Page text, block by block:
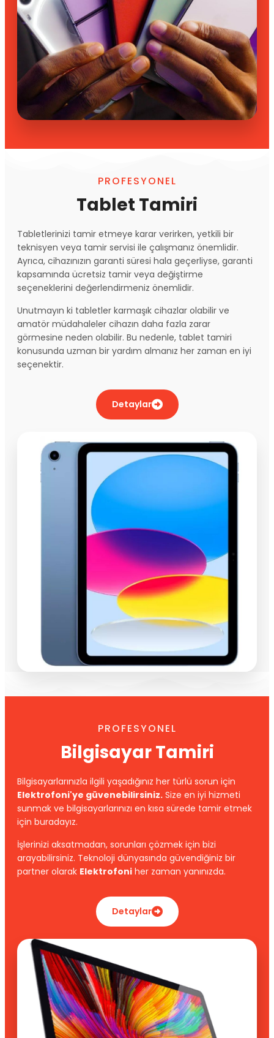
PROFESYONEL
Tablet Tamiri
Tabletlerinizi tamir etmeye karar verirken, yetkili bir
teknisyen veya tamir servisi ile çalışmanız önemlidir.
Ayrıca, cihazınızın garanti süresi hala geçerliyse, garanti
kapsamında ücretsiz tamir veya değiştirme
seçeneklerini değerlendirmeniz önemlidir.
Unutmayın ki tabletler karmaşık cihazlar olabilir ve
amatör müdahaleler cihazın daha fazla zarar
görmesine neden olabilir. Bu nedenle, tablet tamiri
konusunda uzman bir yardım almanız her zaman en iyi
seçenektir.
Detaylar
PROFESYONEL
Bilgisayar Tamiri
Bilgisayarlarınızla ilgili yaşadığınız her türlü sorun için
Elektrofoni'ye güvenebilirsiniz. Size en iyi hizmeti
sunmak ve bilgisayarlarınızı en kısa sürede tamir etmek
için buradayız.
İşlerinizi aksatmadan, sorunları çözmek için bizi
arayabilirsiniz. Teknoloji dünyasında güvendiğiniz bir
partner olarak Elektrofoni her zaman yanınızda.
Detaylar